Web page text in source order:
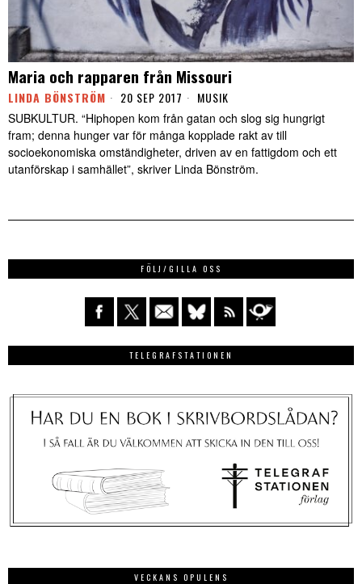
Maria och rapparen från Missouri
LINDA BÖNSTRÖM 20 SEP 2017 MUSIK
SUBKULTUR. “Hiphopen kom från gatan och slog sig hungrigt
fram; denna hunger var för många kopplade rakt av till
socioekonomiska omständigheter, driven av en fattigdom och ett
utanförskap i samhället”, skriver Linda Bönström.
FÖLJ/GILLA OSS
TELEGRAFSTATIONEN
VECKANS OPULENS